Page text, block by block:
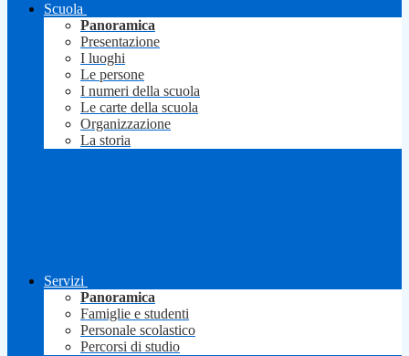
Scuola
Panoramica
Presentazione
I luoghi
Le persone
I numeri della scuola
Le carte della scuola
Organizzazione
La storia
Servizi
Panoramica
Famiglie e studenti
Personale scolastico
Percorsi di studio